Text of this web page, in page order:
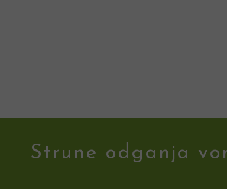
Strune odganja